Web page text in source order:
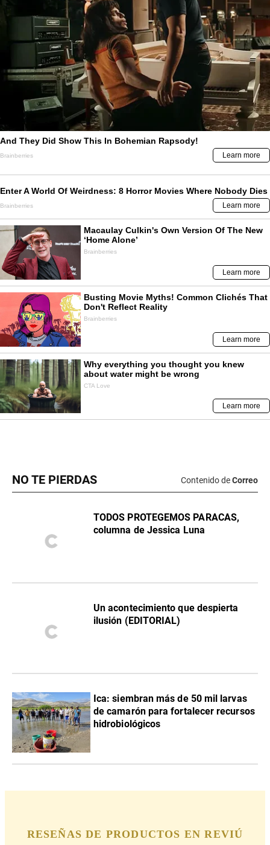
NO TE PIERDAS Contenido deCorreo
TODOS PROTEGEMOS PARACAS,
columna de Jessica Luna
Un acontecimiento que despierta
ilusión (EDITORIAL)
Ica: siembran más de 50 mil larvas
de camarón para fortalecer recursos
hidrobiológicos